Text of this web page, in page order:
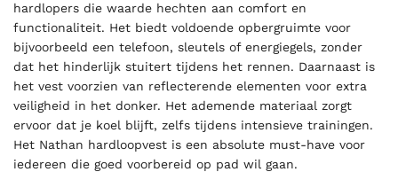
hardlopers die waarde hechten aan comfort en
functionaliteit. Het biedt voldoende opbergruimte voor
bijvoorbeeld een telefoon, sleutels of energiegels, zonder
dat het hinderlijk stuitert tijdens het rennen. Daarnaast is
het vest voorzien van reflecterende elementen voor extra
veiligheid in het donker. Het ademende materiaal zorgt
ervoor dat je koel blijft, zelfs tijdens intensieve trainingen.
Het Nathan hardloopvest is een absolute must-have voor
iedereen die goed voorbereid op pad wil gaan.